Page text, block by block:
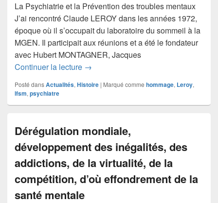
La Psychiatrie et la Prévention des troubles mentaux
J’ai rencontré Claude LEROY dans les années 1972,
époque où il s’occupait du laboratoire du sommeil à la
MGEN. Il participait aux réunions et a été le fondateur
avec Hubert MONTAGNER, Jacques
Continuer la lecture Hommage à Claude Leroy
→
Posté dansActualités, Histoire | Marqué comme hommage, Leroy,
lfsm, psychiatre
Dérégulation mondiale,
développement des inégalités, des
addictions, de la virtualité, de la
compétition, d’où effondrement de la
santé mentale